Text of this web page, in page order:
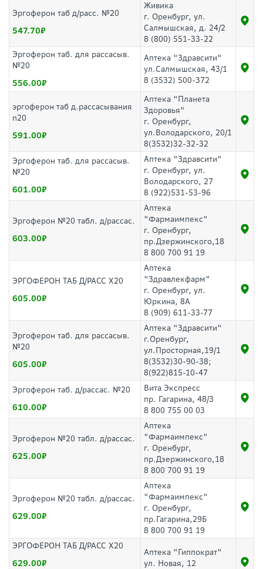
Эргоферон таб д/расс. №20
547.70
Живика
г. Оренбург, ул.
Салмышская, д. 24/2
8 (800) 551-33-22
Эргоферон таб. для рассасыв.
№20
556.00
Аптека "Здравсити"
ул.Салмышская, 43/1
8 (3532) 500-372
эргоферон таб д.рассасывания
n20
591.00
Аптека "Планета
Здоровья"
г. Оренбург,
ул.Володарского, 20/1
8(3532)32-32-32
Эргоферон таб. для рассасыв.
№20
601.00
Аптека "Здравсити"
г. Оренбург, ул.
Володарского, 27
8 (922)531-53-96
Эргоферон №20 табл. д/рассас.
603.00
Аптека
"Фармаимпекс"
г. Оренбург,
пр.Дзержинского,18
8 800 700 91 19
ЭРГОФЕРОН ТАБ Д/РАСС Х20
605.00
Аптека
"Здравлекфарм"
г. Оренбург, ул.
Юркина, 8А
8 (909) 611-33-77
Эргоферон таб. для рассасыв.
№20
605.00
Аптека "Здравсити"
г.Оренбург,
ул.Просторная,19/1
8(3532)30-90-38;
8(922)815-10-47
Эргоферон таб. д/рассас. №20
610.00
Вита Экспресс
пр. Гагарина, 48/3
8 800 755 00 03
Эргоферон №20 табл. д/рассас.
625.00
Аптека
"Фармаимпекс"
г. Оренбург,
пр.Дзержинского,18
8 800 700 91 19
Эргоферон №20 табл. д/рассас.
629.00
Аптека
"Фармаимпекс"
г. Оренбург,
пр.Гагарина,29Б
8 800 700 91 19
ЭРГОФЕРОН ТАБ Д/РАСС Х20
629.00
Аптека "Гиппократ"
ул. Новая, 12